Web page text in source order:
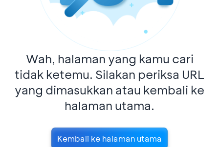
Wah, halaman yang kamu cari
tidak ketemu. Silakan periksa URL
yang dimasukkan atau kembali ke
halaman utama.
Kembali ke halaman utama